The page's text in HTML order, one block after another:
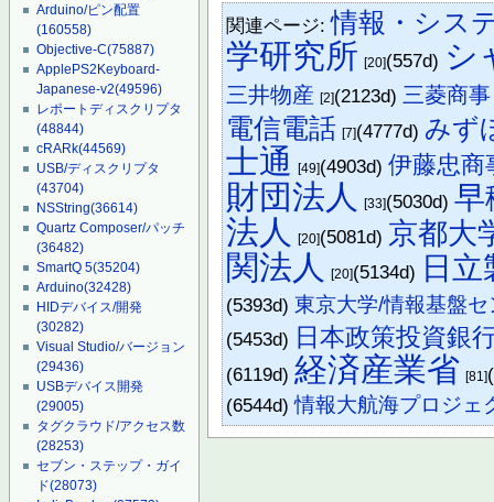
Arduino/ピン配置
(160558)
Objective-C(75887)
ApplePS2Keyboard-
Japanese-v2(49596)
レポートディスクリプタ
(48844)
cRARk(44569)
USB/ディスクリプタ
(43704)
NSString(36614)
Quartz Composer/パッチ
(36482)
SmartQ 5(35204)
Arduino(32428)
HIDデバイス/開発
(30282)
Visual Studio/バージョン
(29436)
USBデバイス開発
(29005)
タグクラウド/アクセス数
(28253)
セブン・ステップ・ガイ
ド(28073)
関連ページ:情報・シス
学研究所 [20](557d) シ
三井物産 [2](2123d) 三菱商事
電信電話 [7](4777d) みず
士通 [49](4903d)伊藤忠商
財団法人 [33](5030d)早
法人 [20](5081d) 京都大
関法人 [20](5134d) 日
(5393d)東京大学/情報基盤セ
(5453d) 日本政策投資銀
(6119d)経済産業省 [81]
(6544d)情報大航海プロジェ